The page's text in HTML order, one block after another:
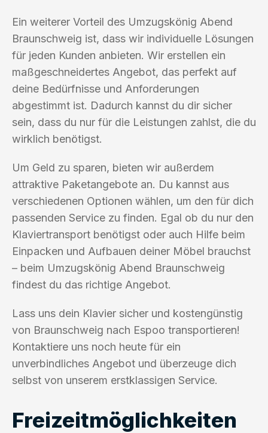
Ein weiterer Vorteil des Umzugskönig Abend
Braunschweig ist, dass wir individuelle Lösungen
für jeden Kunden anbieten. Wir erstellen ein
maßgeschneidertes Angebot, das perfekt auf
deine Bedürfnisse und Anforderungen
abgestimmt ist. Dadurch kannst du dir sicher
sein, dass du nur für die Leistungen zahlst, die du
wirklich benötigst.
Um Geld zu sparen, bieten wir außerdem
attraktive Paketangebote an. Du kannst aus
verschiedenen Optionen wählen, um den für dich
passenden Service zu finden. Egal ob du nur den
Klaviertransport benötigst oder auch Hilfe beim
Einpacken und Aufbauen deiner Möbel brauchst
– beim Umzugskönig Abend Braunschweig
findest du das richtige Angebot.
Lass uns dein Klavier sicher und kostengünstig
von Braunschweig nach Espoo transportieren!
Kontaktiere uns noch heute für ein
unverbindliches Angebot und überzeuge dich
selbst von unserem erstklassigen Service.
Freizeitmöglichkeiten